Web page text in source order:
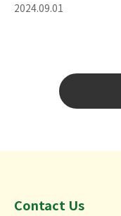
2024.09.01
Contact Us